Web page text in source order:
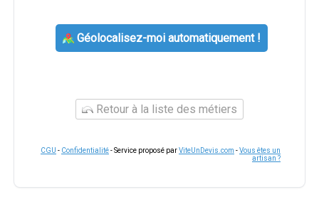
Géolocalisez-moi automatiquement !
Retour à la liste des métiers
CGU - Confidentialité- Service proposé parViteUnDevis.com -Vous êtes un
artisan ?